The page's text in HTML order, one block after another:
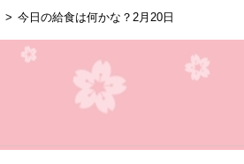
今日の給食は何かな？2月20日